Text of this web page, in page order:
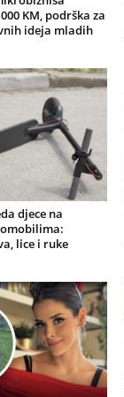
KM, podrška za
ideja mladih
djece na
lice i ruke